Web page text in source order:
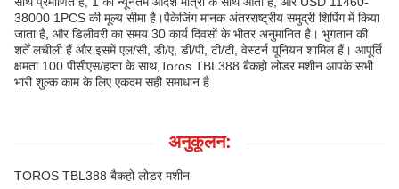
38000 1PCS की मूल्य सीमा है।पैकेजिंग मानक अंतरराष्ट्रीय समुद्री शिपिंग में किया
जाता है, और डिलीवरी का समय 30 कार्य दिवसों के भीतर अनुमानित है। भुगतान की
शर्तें लचीली हैं और इसमें एल/सी, डी/ए, डी/पी, टी/टी, वेस्टर्न यूनियन शामिल हैं। आपूर्ति
क्षमता 100 पीसीएस/हप्ता के साथ,Toros TBL388 बैकहो लोडर मशीन आपके सभी
भारी शुल्क काम के लिए एकदम सही समाधान है.
अनुकूलन:
TOROS TBL388 बैकहो लोडर मशीन